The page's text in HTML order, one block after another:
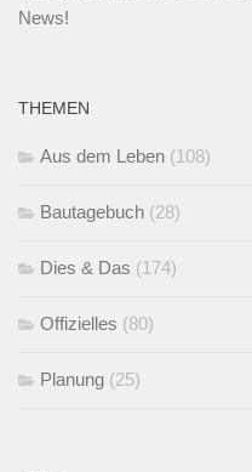
News!
THEMEN
Aus dem Leben (108)
Bautagebuch (28)
Dies & Das (174)
Offizielles (80)
Planung (25)